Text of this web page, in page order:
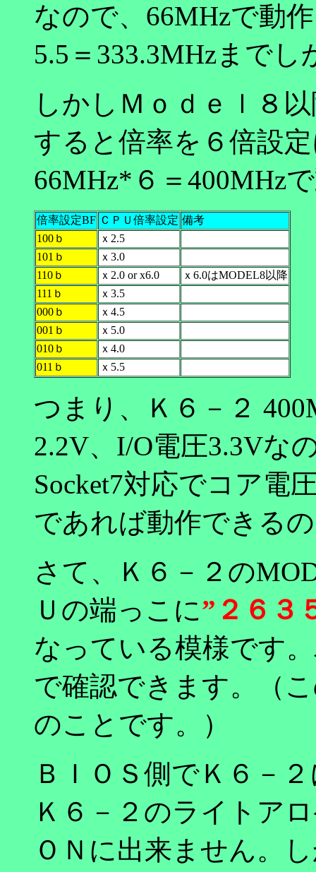
なので、66MHzで動
5.5＝333.3MHzまで
しかしＭｏｄｅｌ８
すると倍率を６倍設
66MHz*６＝400MHz
倍率設定BF ＣＰＵ倍率設定 備考
100ｂ
ｘ2.5
101ｂ
ｘ3.0
110ｂ
ｘ2.0 or x6.0
ｘ6.0はMODEL8以降
111ｂ
ｘ3.5
000ｂ
ｘ4.5
001ｂ
ｘ5.0
010ｂ
ｘ4.0
011ｂ
ｘ5.5
つまり、Ｋ６－２
2.2V、I/O電圧3.3Vな
Socket7対応でコア電
であれば動作できる
さて、Ｋ６－２の
Ｕの端っこに”２６３
なっている模様です
で確認できます。（
のことです。）
ＢＩＯＳ側でＫ６－
Ｋ６－２のライトア
ＯＮに出来ません。